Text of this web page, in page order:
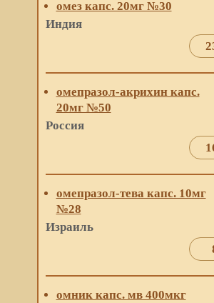
омез капс. 20мг №30
Индия
омепразол-акрихин капс.
20мг №50
Россия
омепразол-тева капс. 10мг
№28
Израиль
омник капс. мв 400мкг